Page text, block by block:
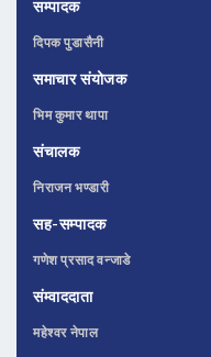
सम्पादक
दिपक पुडासैनी
समाचार संयोजक
भिम कुमार थापा
संचालक
निराजन भण्डारी
सह-सम्पादक
गणेश प्रसाद वन्जाडे
संम्वाददाता
महेश्वर नेपाल